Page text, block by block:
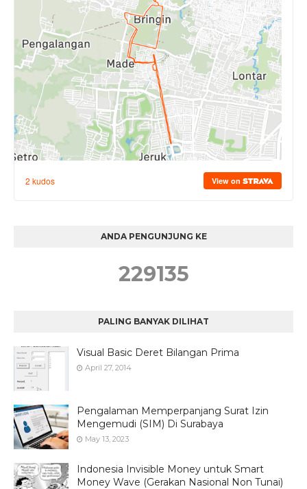
ANDA PENGUNJUNG KE
229135
PALING BANYAK DILIHAT
Visual Basic Deret Bilangan Prima
April 27, 2014
Pengalaman Memperpanjang Surat Izin
Mengemudi (SIM) Di Surabaya
May 13, 2023
Indonesia Invisible Money untuk Smart
Money Wave (Gerakan Nasional Non Tunai)